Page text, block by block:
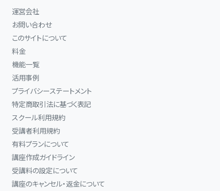
運営会社
お問い合わせ
このサイトについて
料金
機能一覧
活用事例
プライバシーステートメント
特定商取引法に基づく表記
スクール利用規約
受講者利用規約
有料プランについて
講座作成ガイドライン
受講料の設定について
講座のキャンセル・返金について